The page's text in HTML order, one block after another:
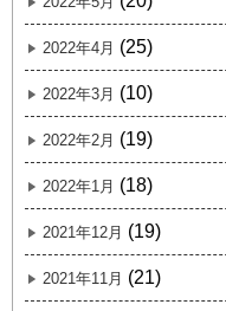
2022年4月 (25)
2022年3月 (10)
2022年2月 (19)
2022年1月 (18)
2021年12月 (19)
2021年11月 (21)